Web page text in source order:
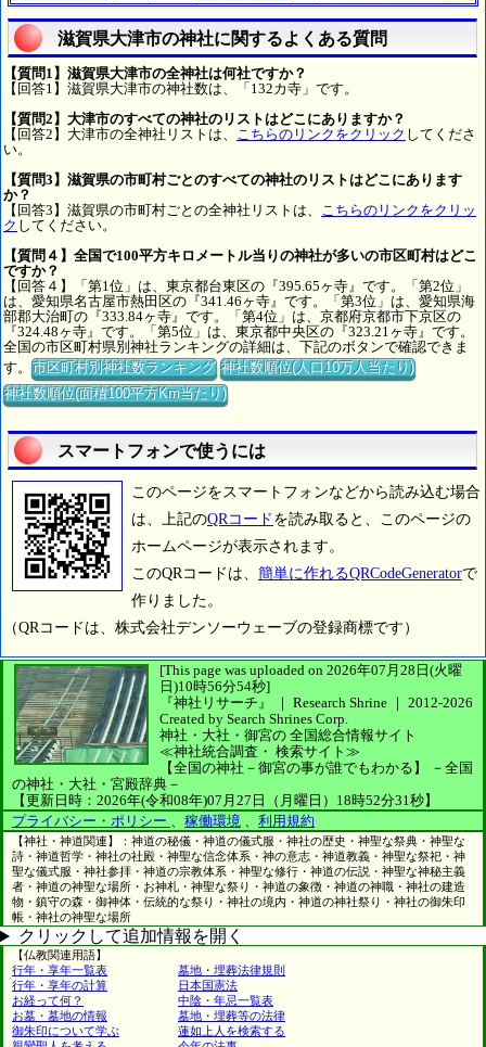
滋賀県大津市の神社に関するよくある質問
【質問1】滋賀県大津市の全神社は何社ですか？
【回答1】滋賀県大津市の神社数は、「132カ寺」です。
【質問2】大津市のすべての神社のリストはどこにありますか？
【回答2】大津市の全神社リストは、 こちらのリンクをクリック してくださ
い。
【質問3】滋賀県の市町村ごとのすべての神社のリストはどこにあります
か？
【回答3】滋賀県の市町村ごとの全神社リストは、 こちらのリンクをクリッ
ク してください。
【質問４】全国で100平方キロメートル当りの神社が多いの市区町村はどこ
ですか？
【回答４】「第1位」は、東京都台東区の『395.65ヶ寺』です。「第2位」
は、愛知県名古屋市熱田区の『341.46ヶ寺』です。「第3位」は、愛知県海
部郡大治町の『333.84ヶ寺』です。「第4位」は、京都府京都市下京区の
『324.48ヶ寺』です。「第5位」は、東京都中央区の『323.21ヶ寺』です。
全国の市区町村県別神社ランキングの詳細は、下記のボタンで確認できま
す。市区町村別神社数ランキング 神社数順位(人口10万人当たり)
神社数順位(面積100平方Km当たり)
スマートフォンで使うには
このページをスマートフォンなどから読み込む場合
は、上記のQRコード を読み取ると、このページの
ホームページが表示されます。
このQRコードは、 簡単に作れるQRCodeGeneratorで
作りました。
（QRコードは、株式会社デンソーウェーブの登録商標です）
[This page was uploaded on 2026年07月28日(火曜
日)10時56分54秒]
『神社リサーチ』 ｜ Research Shrine ｜ 2012-2026
Created by Search Shrines Corp.
神社・大社・御宮の 全国総合情報サイト
≪神社統合調査・ 検索サイト≫
【全国の神社－御宮の事が誰でもわかる】
－全国
の神社・大社・宮殿辞典－
【更新日時：2026年(令和08年)07月27日（月曜日）18時52分31秒】
プライバシー・ポリシー 、 稼働環境 、 利用規約
【神社・神道関連】：神道の秘儀・神道の儀式服・神社の歴史・神聖な祭典・神聖な
詩・神道哲学・神社の社殿・神聖な信念体系・神の意志・神道教義・神聖な祭祀・神
聖な儀式服・神社参拝・神道の宗教体系・神聖な修行・神道の伝説・神聖な神秘主義
者・神道の神聖な場所・お神札・神聖な祭り・神道の象徴・神道の神職・神社の建造
物・鎮守の森・御神体・伝統的な祭り・神社の境内・神道の神社祭り・神社の御朱印
帳・神社の神聖な場所
クリックして追加情報を開く
【仏教関連用語】
行年・享年一覧表
墓地・埋葬法律規則
行年・享年の計算
日本国憲法
お経って何？
中陰・年忌一覧表
お墓・墓地の情報
墓地・埋葬等の法律
御朱印について学ぶ
蓮如上人を検索する